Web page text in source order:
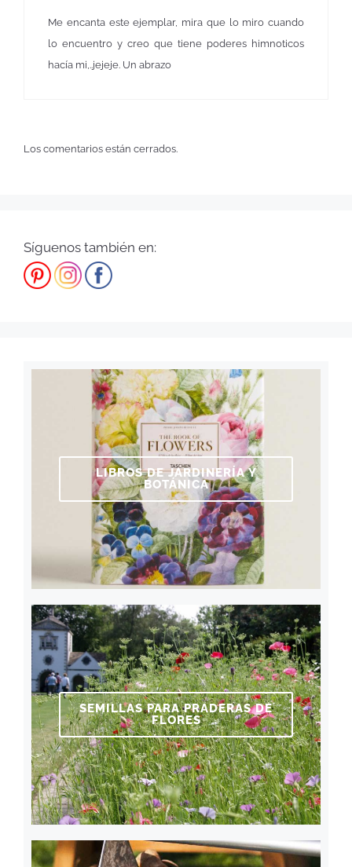
Me encanta este ejemplar, mira que lo miro cuando
lo encuentro y creo que tiene poderes himnoticos
hacía mi,..jejeje. Un abrazo
Los comentarios están cerrados.
Síguenos también en:
LIBROS DE JARDINERÍA Y
BOTÁNICA
SEMILLAS PARA PRADERAS DE
FLORES